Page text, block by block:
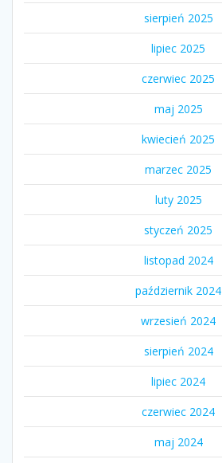
sierpień 2025
lipiec 2025
czerwiec 2025
maj 2025
kwiecień 2025
marzec 2025
luty 2025
styczeń 2025
listopad 2024
październik 2024
wrzesień 2024
sierpień 2024
lipiec 2024
czerwiec 2024
maj 2024